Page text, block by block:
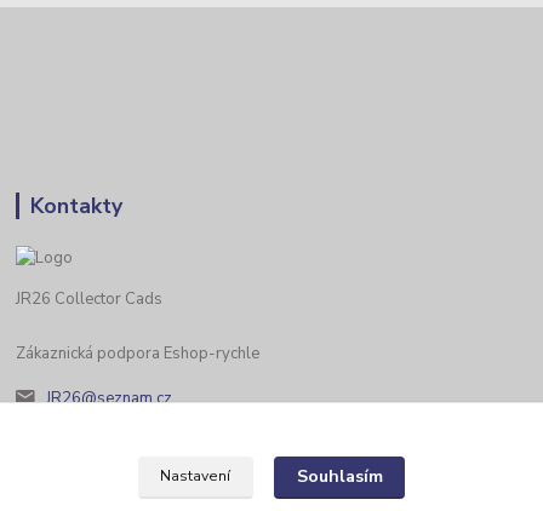
Kontakty
JR26 Collector Cads
Zákaznická podpora Eshop-rychle
JR26@seznam.cz
Nastavení Souhlasím